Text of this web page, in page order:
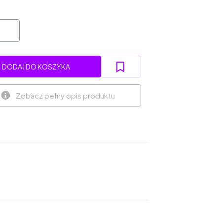
DODAJ DO KOSZYKA
Zobacz pełny opis produktu